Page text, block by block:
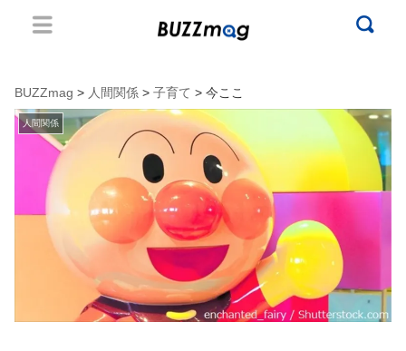
BUZZmag > 人間関係 > 子育て > 今ここ
人間関係